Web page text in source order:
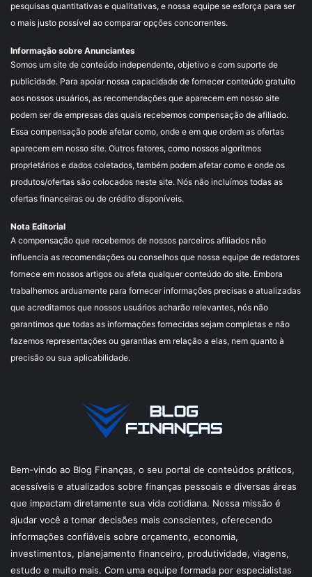
pesquisas quantitativas e qualitativas, e nossa equipe se esforça para ser
o mais justo possível ao comparar opções concorrentes.
Informação sobre Anunciantes
Somos um site de conteúdo independente, objetivo e com suporte de
publicidade. Para apoiar nossa capacidade de fornecer conteúdo gratuito
aos nossos usuários, as recomendações que aparecem em nosso site
podem ser de empresas das quais recebemos compensação de afiliado.
Essa compensação pode afetar como, onde e em que ordem as ofertas
aparecem em nosso site. Outros fatores, como nossos algoritmos
proprietários e dados coletados, também podem afetar como e onde os
produtos/ofertas são colocados neste site. Nós não incluímos todas as
ofertas financeiras ou de crédito disponíveis.
Nota Editorial
A compensação que recebemos de nossos parceiros afiliados não
influencia as recomendações ou conselhos que nossa equipe de redatores
fornece em nossos artigos ou afeta qualquer conteúdo do site. Embora
trabalhemos arduamente para fornecer informações precisas e atualizadas
que acreditamos que nossos usuários acharão relevantes, nós não
garantimos que todas as informações fornecidas sejam completas e não
fazemos representações ou garantias em relação a elas, nem quanto à
precisão ou sua aplicabilidade.
Bem-vindo ao Blog Finanças, o seu portal de conteúdos práticos,
acessíveis e atualizados sobre finanças pessoais e diversas áreas
que impactam diretamente sua vida cotidiana. Nossa missão é
ajudar você a tomar decisões mais conscientes, oferecendo
informações confiáveis sobre orçamento, economia,
investimentos, planejamento financeiro, produtividade, viagens,
estudo e muito mais. Com uma equipe formada por especialistas